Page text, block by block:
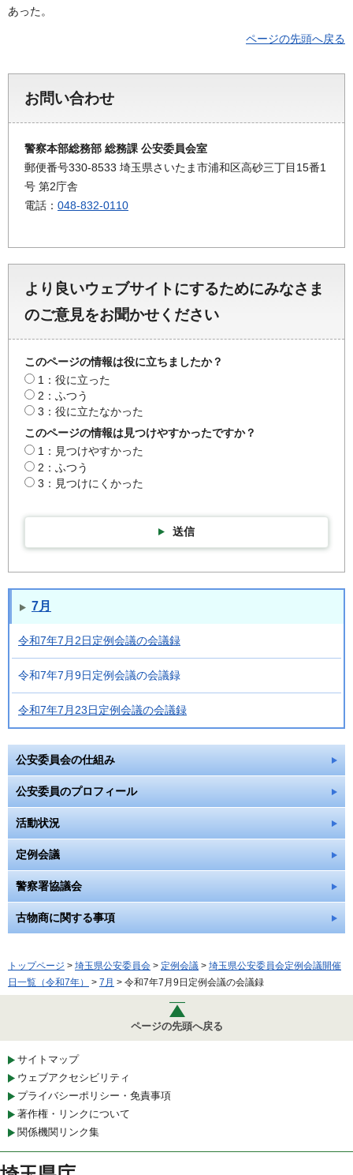
あった。
ページの先頭へ戻る
お問い合わせ
警察本部総務部 総務課 公安委員会室
郵便番号330-8533 埼玉県さいたま市浦和区高砂三丁目15番1
号 第2庁舎
電話： 048-832-0110
より良いウェブサイトにするためにみなさま
のご意見をお聞かせください
このページの情報は役に立ちましたか？
1：役に立った
2：ふつう
3：役に立たなかった
このページの情報は見つけやすかったですか？
1：見つけやすかった
2：ふつう
3：見つけにくかった
送信
7月
令和7年7月2日定例会議の会議録
令和7年7月9日定例会議の会議録
令和7年7月23日定例会議の会議録
公安委員会の仕組み
公安委員のプロフィール
活動状況
定例会議
警察署協議会
古物商に関する事項
トップページ > 埼玉県公安委員会 > 定例会議 > 埼玉県公安委員会定例会議開催
日一覧（令和7年）
> 7月 > 令和7年7月9日定例会議の会議録
ページの先頭へ戻る
サイトマップ
ウェブアクセシビリティ
プライバシーポリシー・免責事項
著作権・リンクについて
関係機関リンク集